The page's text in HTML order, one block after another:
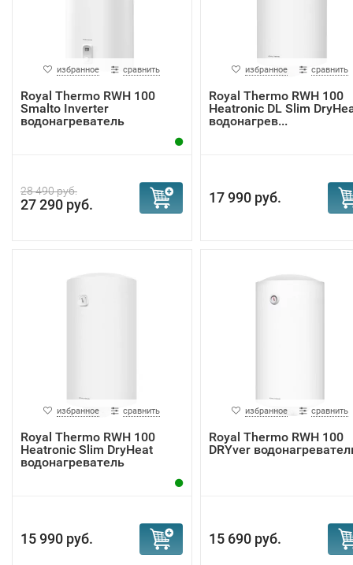
избранное сравнить
Royal Thermo RWH 100
Smalto Inverter
водонагреватель
28 490 руб.
27 290 руб.
избранное сравнить
Royal Thermo RWH 100
Heatronic DL Slim
водонагрев...
17 990 руб.
избранное сравнить
Royal Thermo RWH 100
Heatronic Slim DryHeat
водонагреватель
15 990 руб.
избранное сравнить
Royal Thermo RWH 100
DRYver
15 690 руб.